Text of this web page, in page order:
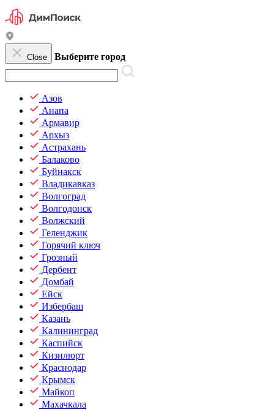
Close Выберите город
Азов
Анапа
Армавир
Архыз
Астрахань
Балаково
Буйнакск
Владикавказ
Волгоград
Волгодонск
Волжский
Геленджик
Горячий ключ
Грозный
Дербент
Домбай
Ейск
Избербаш
Казань
Калининград
Каспийск
Кизилюрт
Краснодар
Крымск
Майкоп
Махачкала